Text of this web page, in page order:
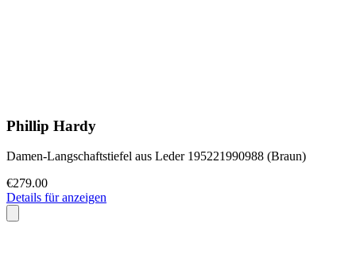
Phillip Hardy
Damen-Langschaftstiefel aus Leder 195221990988 (Braun)
€279.00
Details für anzeigen